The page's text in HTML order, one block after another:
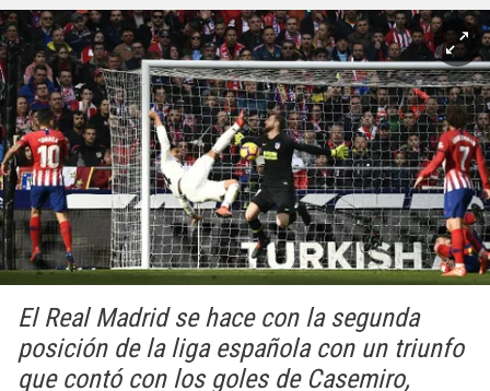
El Real Madrid se hace con la segunda
posición de la liga española con un triunfo
que contó con los goles de Casemiro,